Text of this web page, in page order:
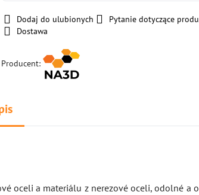
Dodaj do ulubionych Pytanie dotyczące
Dostawa
Producent:
oceli a materiálu z nerezové oceli, odolné a